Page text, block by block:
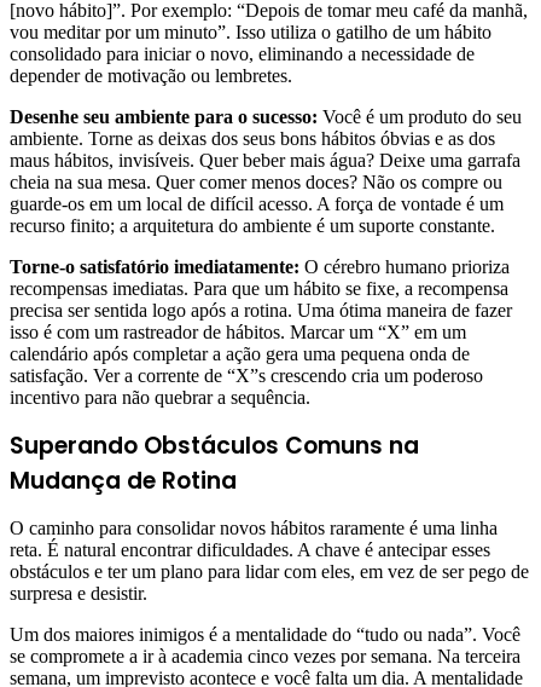
[novo hábito]”. Por exemplo: “Depois de tomar meu café da manhã,
vou meditar por um minuto”. Isso utiliza o gatilho de um hábito
consolidado para iniciar o novo, eliminando a necessidade de
depender de motivação ou lembretes.
Desenhe seu ambiente para o sucesso: Você é um produto do seu
ambiente. Torne as deixas dos seus bons hábitos óbvias e as dos
maus hábitos, invisíveis. Quer beber mais água? Deixe uma garrafa
cheia na sua mesa. Quer comer menos doces? Não os compre ou
guarde-os em um local de difícil acesso. A força de vontade é um
recurso finito; a arquitetura do ambiente é um suporte constante.
Torne-o satisfatório imediatamente: O cérebro humano prioriza
recompensas imediatas. Para que um hábito se fixe, a recompensa
precisa ser sentida logo após a rotina. Uma ótima maneira de fazer
isso é com um rastreador de hábitos. Marcar um “X” em um
calendário após completar a ação gera uma pequena onda de
satisfação. Ver a corrente de “X”s crescendo cria um poderoso
incentivo para não quebrar a sequência.
Superando Obstáculos Comuns na
Mudança de Rotina
O caminho para consolidar novos hábitos raramente é uma linha
reta. É natural encontrar dificuldades. A chave é antecipar esses
obstáculos e ter um plano para lidar com eles, em vez de ser pego de
surpresa e desistir.
Um dos maiores inimigos é a mentalidade do “tudo ou nada”. Você
se compromete a ir à academia cinco vezes por semana. Na terceira
semana, um imprevisto acontece e você falta um dia. A mentalidade